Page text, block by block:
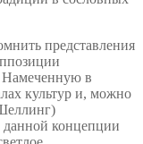
представления
Намеченную в
культур и, можно
концепции